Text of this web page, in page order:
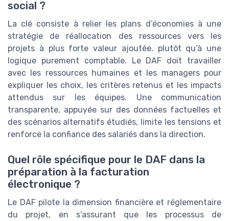
social ?
La clé consiste à relier les plans d’économies à une
stratégie de réallocation des ressources vers les
projets à plus forte valeur ajoutée, plutôt qu’à une
logique purement comptable. Le DAF doit travailler
avec les ressources humaines et les managers pour
expliquer les choix, les critères retenus et les impacts
attendus sur les équipes. Une communication
transparente, appuyée sur des données factuelles et
des scénarios alternatifs étudiés, limite les tensions et
renforce la confiance des salariés dans la direction.
Quel rôle spécifique pour le DAF dans la
préparation à la facturation
électronique ?
Le DAF pilote la dimension financière et réglementaire
du projet, en s’assurant que les processus de